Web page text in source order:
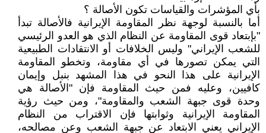
بأي المؤشرات والقياسات تكون الأصالة ؟
أما بالنسبة لوجهة نظر المقاومة الإيرانية فالأصالة تبدأ
"بإبتعاد قوى المقاومة عن النظام الذي هو العدو الرئيسي
للشعب الإيراني" وليس الخلافات أو الانتقادات الطبيعية
التي يمكن تصورها في أي مقاومة، وتخطو المقاومة
الإيرانية على هذا النحو في هذا المشهد بنبل وإيمان
كافيين، وعليه فمن حيث المقاومة فإن "الأصالة هي
وحدة قوى جبهة الشعب والمقاومة"، ومن حيث رؤية
المقاومة الإيرانية وثوابتها فإن الاقتراب من النظام
الإيراني يعني الابتعاد عن جبهة الشعب وعن مصالحه،